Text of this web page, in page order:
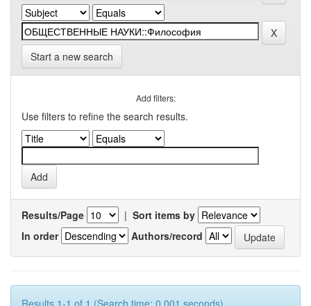
Start a new search
Add filters:
Use filters to refine the search results.
Results/Page | Sort items by
In order
Authors/record
Results 1-1 of 1 (Search time: 0.001 seconds).